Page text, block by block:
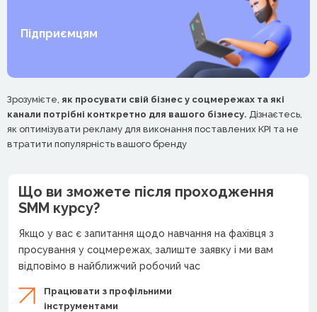
Підприємцям
Зрозумієте, як просувати свій бізнес у соцмережах та які
канали потрібні конткретно для вашого бізнесу. Дізнаєтесь,
як оптимізувати рекламу для виконання поставлених KPI та не
втратити популярність вашого бренду
Що ви зможете після проходження
SMM курсу?
Якщо у вас є запитання щодо навчання на фахівця з
просування у соцмережах, залиште заявку і ми вам
відповімо в найближчий робочий час
Працювати з профільними
інструментами